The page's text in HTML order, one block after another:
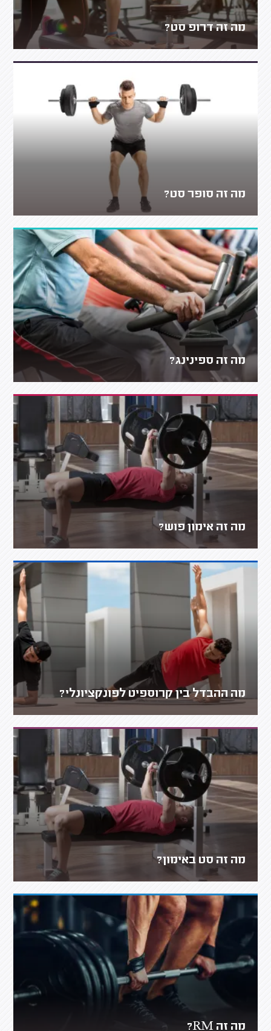
מה זה דרופ סט?
מה זה סופר סט?
מה זה ספינינג?
מה זה אימון פוש?
מה ההבדל בין קרוספיט לפונקציונלי?
מה זה סט באימון?
מה זה RM?